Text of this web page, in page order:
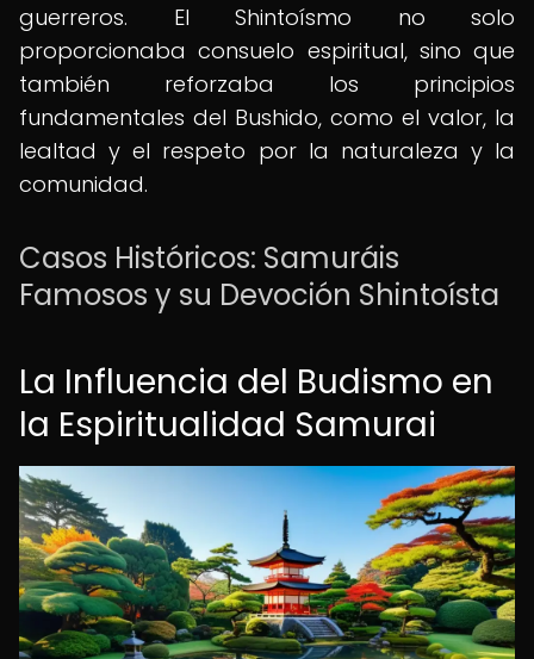
guerreros. El Shintoísmo no solo
proporcionaba consuelo espiritual, sino que
también reforzaba los principios
fundamentales del Bushido, como el valor, la
lealtad y el respeto por la naturaleza y la
comunidad.
Casos Históricos: Samuráis
Famosos y su Devoción Shintoísta
La Influencia del Budismo en
la Espiritualidad Samurai